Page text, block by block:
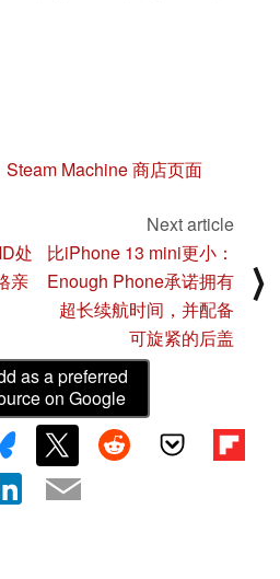
Steam Machine 商店页面
处
亲
Next article
比iPhone 13 mini更小：
Enough Phone承诺拥有
超长续航时间，并配备
可旋紧的后盖
⟩
as a preferred
on Google